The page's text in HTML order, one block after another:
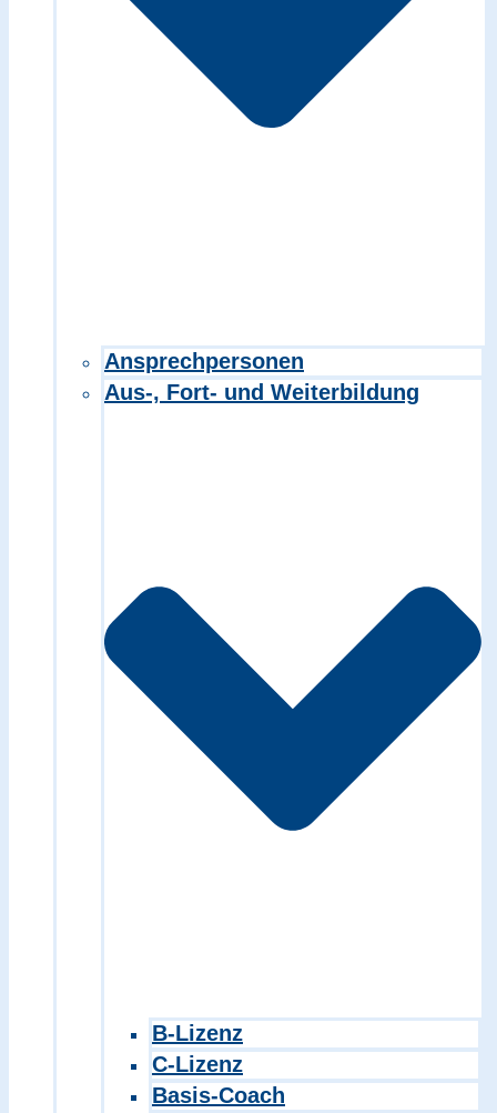
Ansprechpersonen
Aus-, Fort- und Weiterbildung
B-Lizenz
C-Lizenz
Basis-Coach